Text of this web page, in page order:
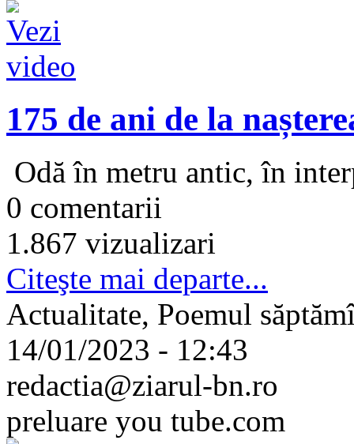
175 de ani de la
Odă în metru antic, în
0 comentarii
1.867 vizualizari
Citeşte mai departe...
Actualitate, Poemul
14/01/2023 - 12:43
redactia@ziarul-bn.ro
preluare you tube.com